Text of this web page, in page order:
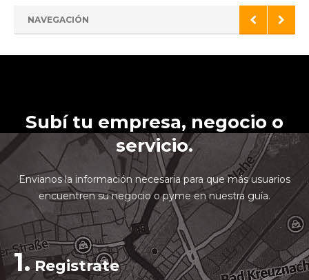
NAVEGACIÓN
Subí tu empresa, negocio o
servicio.
Envianos la información necesaria para que más usuarios
encuentren su negocio o pyme en nuestra guía.
1.Registrate